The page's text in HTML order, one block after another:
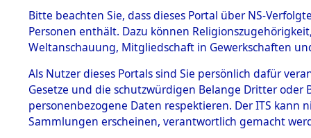
1.
Inhaftierungsdoku
mente
1.2.9 Beim ITS
Effekten
1.2.9.1
Effekten aus
dem KZ
Dachau
Bitte beachten Sie, dass dieses Portal über NS-
Personen enthält. Dazu können
Weltanschauung, Mitgliedschaft in Gewerkschaften
Als Nutzer dieses Portals sind Sie persönlich dafür
Gesetze und die schutzwürdigen Belange Dritter
personenbezogene Daten respektieren. Der ITS
Sammlungen erscheinen, verantwortlich gemacht